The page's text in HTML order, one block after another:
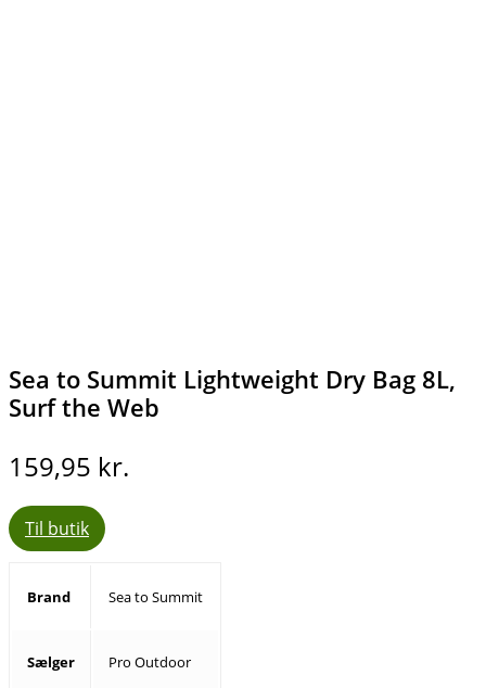
Sea to Summit Lightweight Dry Bag 8L,
Surf the Web
159,95 kr.
Til butik
Brand Sea to Summit
Sælger Pro Outdoor